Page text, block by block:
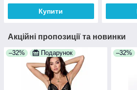
Купити
Акційні пропозиції та новинки
–32% Подарунок –32%